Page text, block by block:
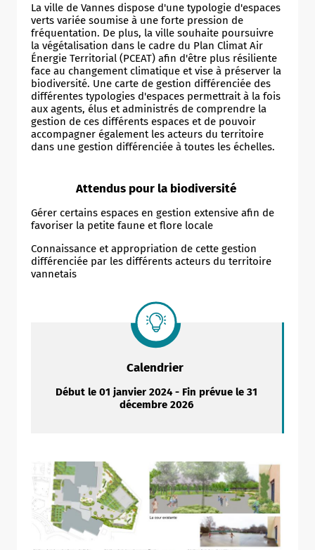
La ville de Vannes dispose d'une typologie d'espaces
verts variée soumise à une forte pression de
fréquentation. De plus, la ville souhaite poursuivre
la végétalisation dans le cadre du Plan Climat Air
Énergie Territorial (PCEAT) afin d'être plus résiliente
face au changement climatique et vise à préserver la
biodiversité. Une carte de gestion différenciée des
différentes typologies d'espaces permettrait à la fois
aux agents, élus et administrés de comprendre la
gestion de ces différents espaces et de pouvoir
accompagner également les acteurs du territoire
dans une gestion différenciée à toutes les échelles.
Attendus pour la biodiversité
Gérer certains espaces en gestion extensive afin de
favoriser la petite faune et flore locale
Connaissance et appropriation de cette gestion
différenciée par les différents acteurs du territoire
vannetais
Calendrier
Début le 01 janvier 2024 - Fin prévue le 31
décembre 2026
Leaflet|© OpenStreetMapcontributors